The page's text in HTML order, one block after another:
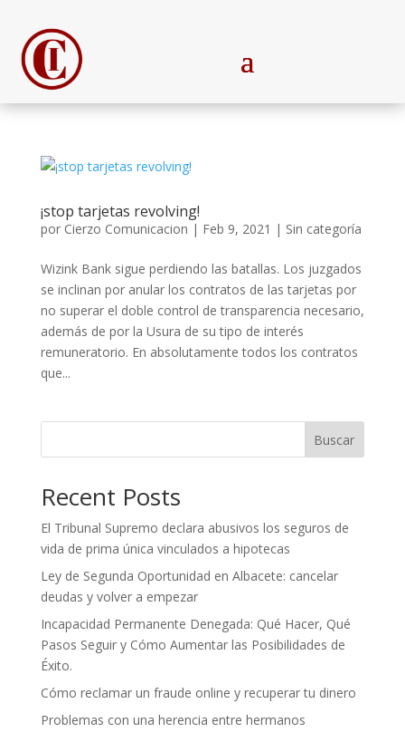
¡stop tarjetas revolving!
por Cierzo Comunicacion | Feb 9, 2021 | Sin categoría
Wizink Bank sigue perdiendo las batallas. Los juzgados
se inclinan por anular los contratos de las tarjetas por
no superar el doble control de transparencia necesario,
además de por la Usura de su tipo de interés
remuneratorio. En absolutamente todos los contratos
que...
Buscar
Recent Posts
El Tribunal Supremo declara abusivos los seguros de
vida de prima única vinculados a hipotecas
Ley de Segunda Oportunidad en Albacete: cancelar
deudas y volver a empezar
Incapacidad Permanente Denegada: Qué Hacer, Qué
Pasos Seguir y Cómo Aumentar las Posibilidades de
Éxito.
Cómo reclamar un fraude online y recuperar tu dinero
Problemas con una herencia entre hermanos